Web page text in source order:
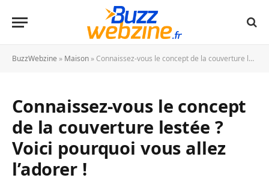
BuzzWebzine » Maison » Connaissez-vous le concept de la couverture lestée ? Voici pourquoi vous allez l’adorer !
Connaissez-vous le concept
de la couverture lestée ?
Voici pourquoi vous allez
l’adorer !